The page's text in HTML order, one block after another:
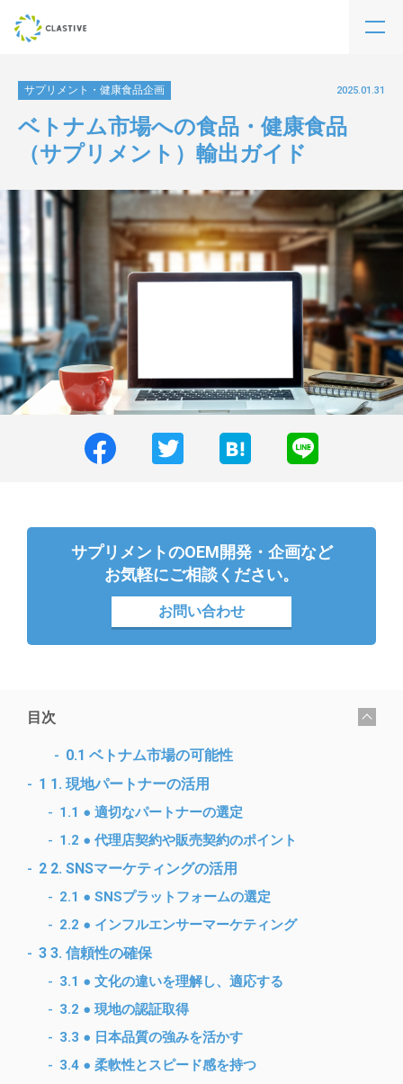
サプリメント・健康食品企画 2025.01.31
ベトナム市場への食品・健康食品
（サプリメント）輸出ガイド
サプリメントのOEM開発・企画など
お気軽にご相談ください。
お問い合わせ
目次
0.1 ベトナム市場の可能性
1 1. 現地パートナーの活用
1.1 ● 適切なパートナーの選定
1.2 ● 代理店契約や販売契約のポイント
2 2. SNSマーケティングの活用
2.1 ● SNSプラットフォームの選定
2.2 ● インフルエンサーマーケティング
3 3. 信頼性の確保
3.1 ● 文化の違いを理解し、適応する
3.2 ● 現地の認証取得
3.3 ● 日本品質の強みを活かす
3.4 ● 柔軟性とスピード感を持つ